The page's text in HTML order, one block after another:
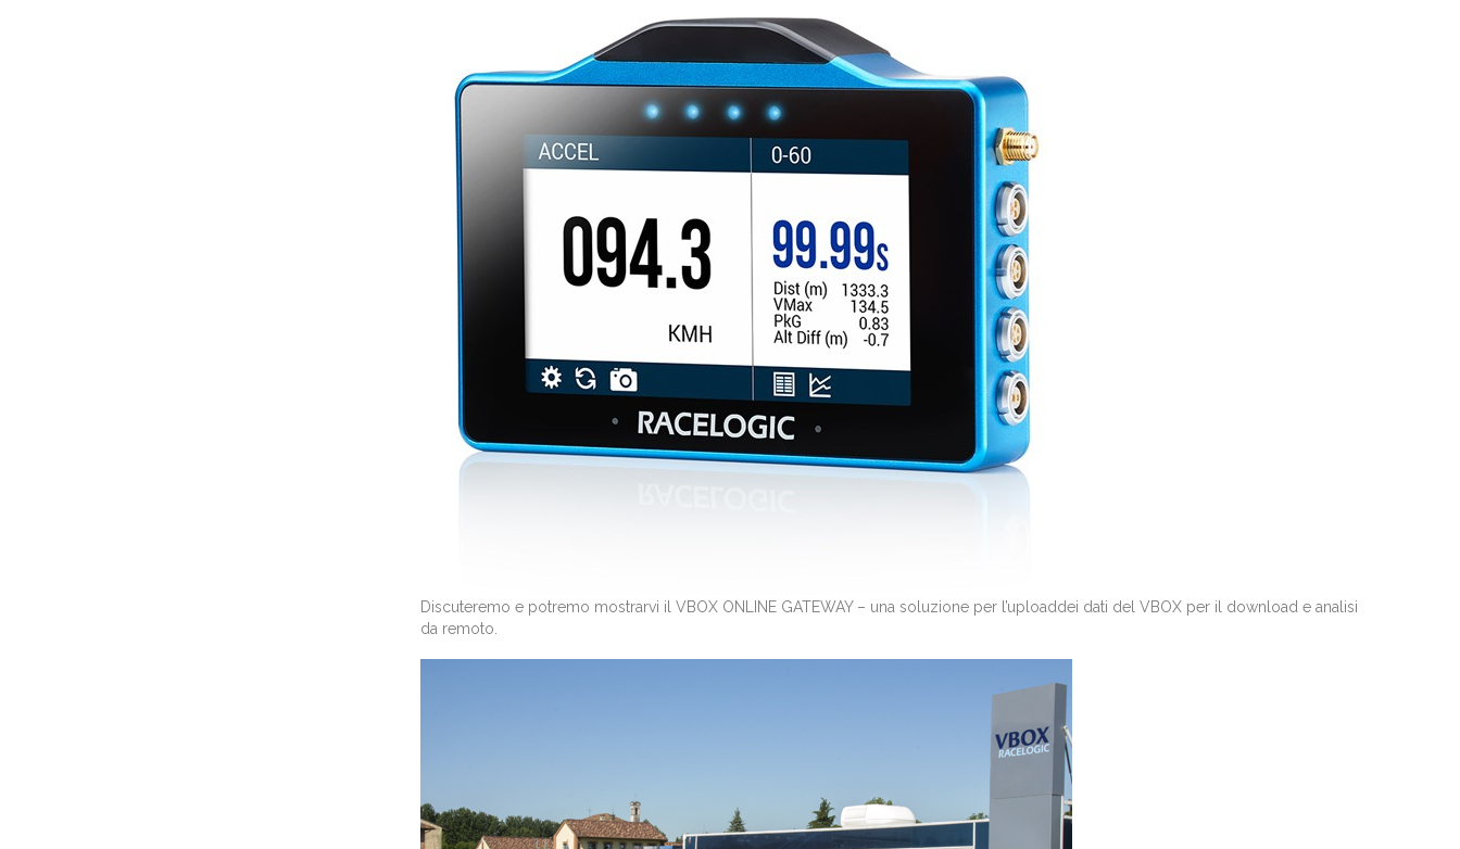
Discuteremo e potremo mostrarvi il VBOX ONLINE GATEWAY – una soluzione per l’uploaddei dati del VBOX per il download e analisi
da remoto.